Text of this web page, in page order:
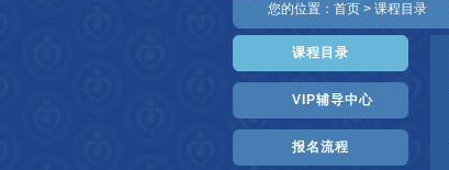
您的位置： 首页 > 课程目录
课程目录
VIP辅导中心
报名流程